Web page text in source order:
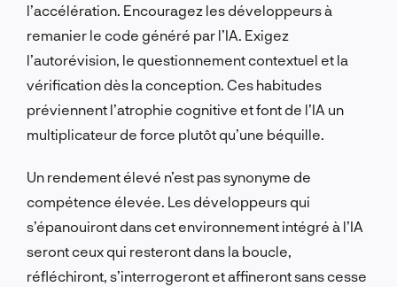
l’accélération. Encouragez les développeurs à
remanier le code généré par l’IA. Exigez
l’autorévision, le questionnement contextuel et la
vérification dès la conception. Ces habitudes
préviennent l’atrophie cognitive et font de l’IA un
multiplicateur de force plutôt qu’une béquille.
Un rendement élevé n’est pas synonyme de
compétence élevée. Les développeurs qui
s’épanouiront dans cet environnement intégré à l’IA
seront ceux qui resteront dans la boucle,
réfléchiront, s’interrogeront et affineront sans cesse